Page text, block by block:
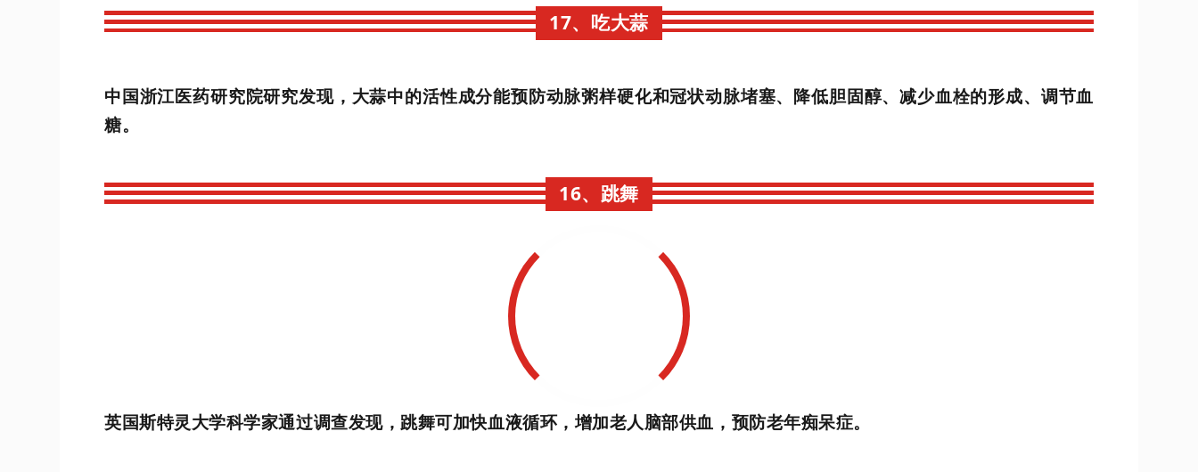
17、吃大蒜
中国浙江医药研究院研究发现，大蒜中的活性成分能预防动脉粥样硬化和冠状动脉堵塞、降低胆固醇、减少血栓的形成、调节血
糖。
16、跳舞
英国斯特灵大学科学家通过调查发现，跳舞可加快血液循环，增加老人脑部供血，预防老年痴呆症。